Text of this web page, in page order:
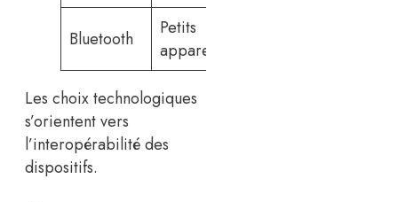
Bluetooth
Petits
appareils
Les choix technologiques
s’orientent vers
l’interopérabilité des
dispositifs.